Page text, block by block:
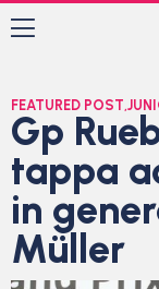
FEATURED POST,
Gp
tappa
in
Müller